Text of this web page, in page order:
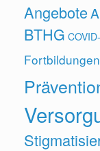
Angebote
BTHG
Fortbildungen